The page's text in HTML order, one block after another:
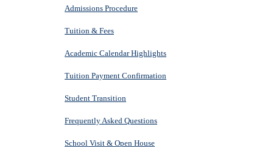
Admissions Procedure
Tuition & Fees
Academic Calendar Highlights
Tuition Payment Confirmation
Student Transition
Frequently Asked Questions
School Visit & Open House